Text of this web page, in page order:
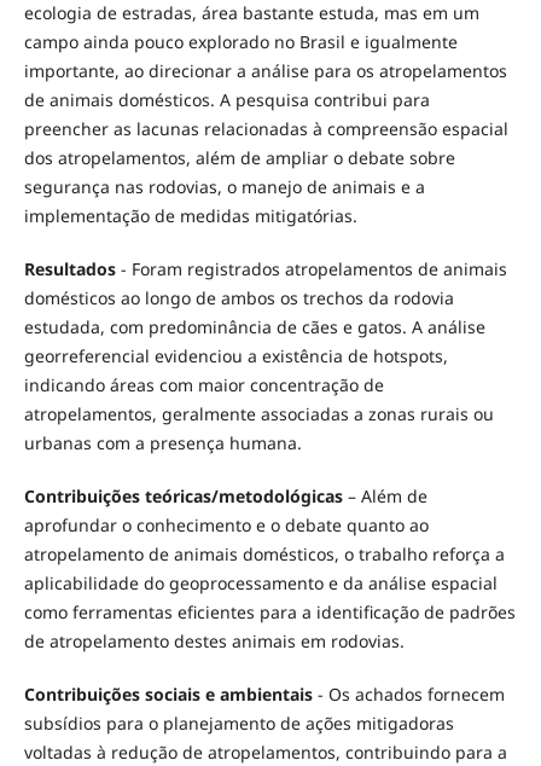
ecologia de estradas, área bastante estuda, mas em um
campo ainda pouco explorado no Brasil e igualmente
importante, ao direcionar a análise para os atropelamentos
de animais domésticos. A pesquisa contribui para
preencher as lacunas relacionadas à compreensão espacial
dos atropelamentos, além de ampliar o debate sobre
segurança nas rodovias, o manejo de animais e a
implementação de medidas mitigatórias.
Resultados - Foram registrados atropelamentos de animais
domésticos ao longo de ambos os trechos da rodovia
estudada, com predominância de cães e gatos. A análise
georreferencial evidenciou a existência de hotspots,
indicando áreas com maior concentração de
atropelamentos, geralmente associadas a zonas rurais ou
urbanas com a presença humana.
Contribuições teóricas/metodológicas– Além de
aprofundar o conhecimento e o debate quanto ao
atropelamento de animais domésticos, o trabalho reforça a
aplicabilidade do geoprocessamento e da análise espacial
como ferramentas eficientes para a identificação de padrões
de atropelamento destes animais em rodovias.
Contribuições sociais e ambientais- Os achados fornecem
subsídios para o planejamento de ações mitigadoras
voltadas à redução de atropelamentos, contribuindo para a